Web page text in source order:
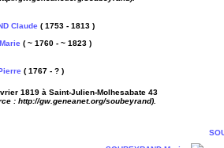
Claude ( 1753 - 1813 )
( ~ 1760 - ~ 1823 )
( 1767 - ? )
1819 à Saint-Julien-Molhesabate 43
: http://gw.geneanet.org/soubeyrand).